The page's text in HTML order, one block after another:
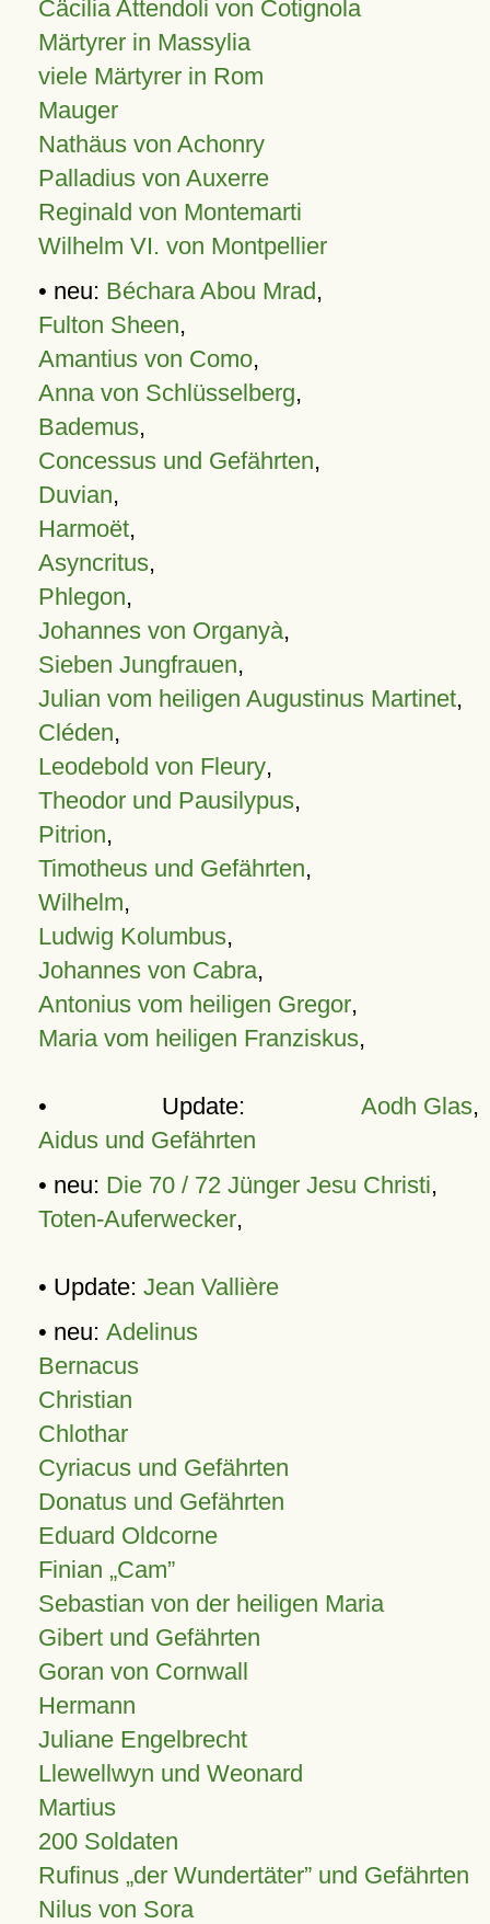
Cäcilia Attendoli von Cotignola
Märtyrer in Massylia
viele Märtyrer in Rom
Mauger
Nathäus von Achonry
Palladius von Auxerre
Reginald von Montemarti
Wilhelm VI. von Montpellier
• neu: Béchara Abou Mrad,
Fulton Sheen,
Amantius von Como,
Anna von Schlüsselberg,
Bademus,
Concessus und Gefährten,
Duvian,
Harmoët,
Asyncritus,
Phlegon,
Johannes von Organyà,
Sieben Jungfrauen,
Julian vom heiligen Augustinus Martinet,
Cléden,
Leodebold von Fleury,
Theodor und Pausilypus,
Pitrion,
Timotheus und Gefährten,
Wilhelm,
Ludwig Kolumbus,
Johannes von Cabra,
Antonius vom heiligen Gregor,
Maria vom heiligen Franziskus,
• Update: Aodh Glas,
Aidus und Gefährten
• neu: Die 70 / 72 Jünger Jesu Christi,
Toten-Auferwecker,
• Update: Jean Vallière
• neu: Adelinus
Bernacus
Christian
Chlothar
Cyriacus und Gefährten
Donatus und Gefährten
Eduard Oldcorne
Finian Cam
Sebastian von der heiligen Maria
Gibert und Gefährten
Goran von Cornwall
Hermann
Juliane Engelbrecht
Llewellwyn und Weonard
Martius
200 Soldaten
Rufinus „der Wundertäter” und Gefährten
Nilus von Sora